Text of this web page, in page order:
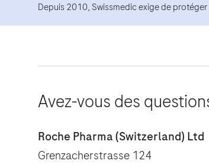
Depuis 2010, Swissmedic exige de
Avez-vous des
Roche Pharma (Switzerland) Ltd
Grenzacherstrasse 124